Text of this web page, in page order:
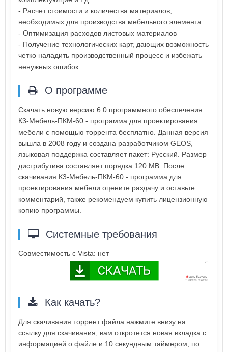
- Расчет стоимости и количества материалов,
необходимых для производства мебельного элемента
- Оптимизация расходов листовых материалов
- Получение технологических карт, дающих возможность
четко наладить производственный процесс и избежать
ненужных ошибок
О программе
Скачать новую версию 6.0 программного обеспечения
К3-Мебель-ПКМ-60 - программа для проектирования
мебели с помощью торрента бесплатно. Данная версия
вышла в 2008 году и создана разработчиком GEOS,
языковая поддержка составляет пакет: Русский. Размер
дистрибутива составляет порядка 120 MB. После
скачивания К3-Мебель-ПКМ-60 - программа для
проектирования мебели оцените раздачу и оставьте
комментарий, также рекомендуем купить лицензионную
копию программы.
Системные требования
Совместимость с Vista: нет
Как качать?
Для скачивания торрент файла нажмите внизу на
ссылку для скачивания, вам откротется новая вкладка с
информацией о файле и 10 секундным таймером, по